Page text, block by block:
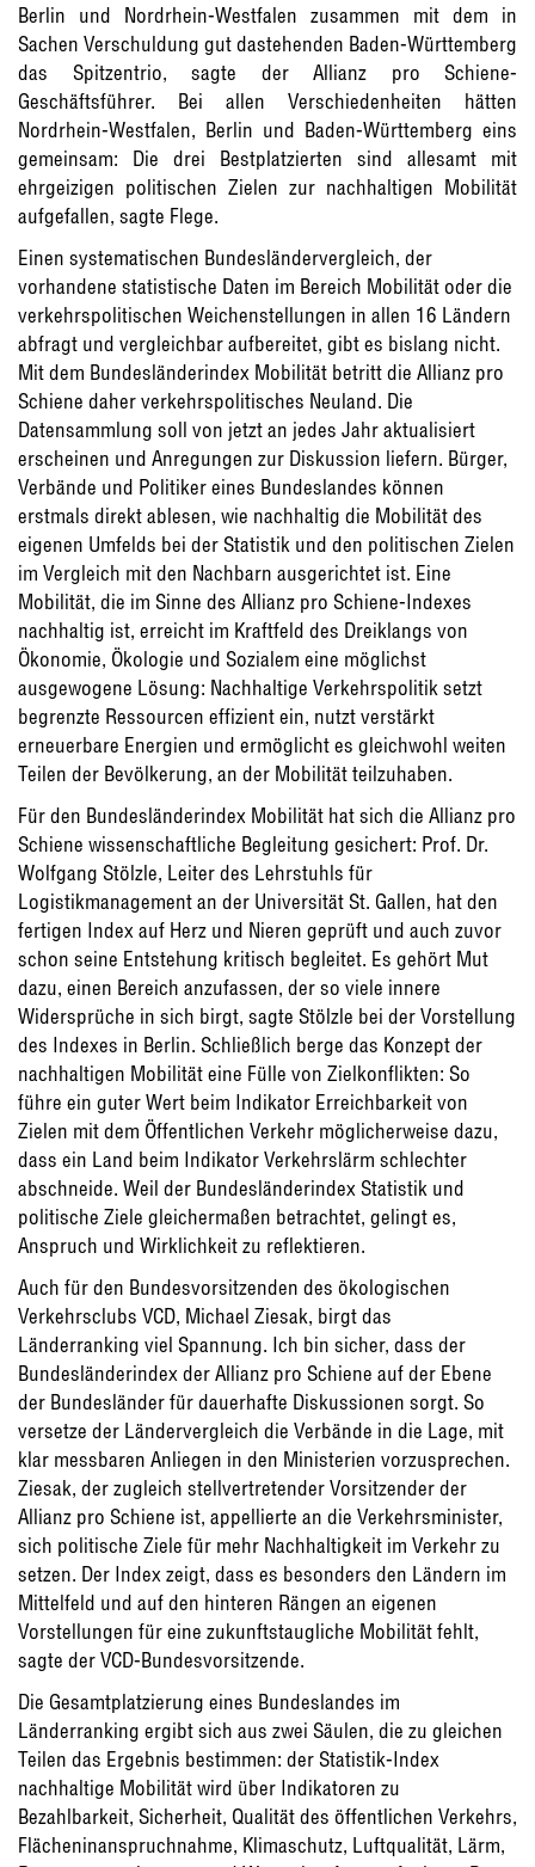
Berlin und Nordrhein-Westfalen zusammen mit dem in
Sachen Verschuldung gut dastehenden Baden-Württemberg
das Spitzentrio, sagte der Allianz pro Schiene-
Geschäftsführer. Bei allen Verschiedenheiten hätten
Nordrhein-Westfalen, Berlin und Baden-Württemberg eins
gemeinsam: Die drei Bestplatzierten sind allesamt mit
ehrgeizigen politischen Zielen zur nachhaltigen Mobilität
aufgefallen, sagte Flege.
Einen systematischen Bundesländervergleich, der
vorhandene statistische Daten im Bereich Mobilität oder die
verkehrspolitischen Weichenstellungen in allen 16 Ländern
abfragt und vergleichbar aufbereitet, gibt es bislang nicht.
Mit dem Bundesländerindex Mobilität betritt die Allianz pro
Schiene daher verkehrspolitisches Neuland. Die
Datensammlung soll von jetzt an jedes Jahr aktualisiert
erscheinen und Anregungen zur Diskussion liefern. Bürger,
Verbände und Politiker eines Bundeslandes können
erstmals direkt ablesen, wie nachhaltig die Mobilität des
eigenen Umfelds bei der Statistik und den politischen Zielen
im Vergleich mit den Nachbarn ausgerichtet ist. Eine
Mobilität, die im Sinne des Allianz pro Schiene-Indexes
nachhaltig ist, erreicht im Kraftfeld des Dreiklangs von
Ökonomie, Ökologie und Sozialem eine möglichst
ausgewogene Lösung: Nachhaltige Verkehrspolitik setzt
begrenzte Ressourcen effizient ein, nutzt verstärkt
erneuerbare Energien und ermöglicht es gleichwohl weiten
Teilen der Bevölkerung, an der Mobilität teilzuhaben.
Für den Bundesländerindex Mobilität hat sich die Allianz pro
Schiene wissenschaftliche Begleitung gesichert: Prof. Dr.
Wolfgang Stölzle, Leiter des Lehrstuhls für
Logistikmanagement an der Universität St. Gallen, hat den
fertigen Index auf Herz und Nieren geprüft und auch zuvor
schon seine Entstehung kritisch begleitet. Es gehört Mut
dazu, einen Bereich anzufassen, der so viele innere
Widersprüche in sich birgt, sagte Stölzle bei der Vorstellung
des Indexes in Berlin. Schließlich berge das Konzept der
nachhaltigen Mobilität eine Fülle von Zielkonflikten: So
führe ein guter Wert beim Indikator Erreichbarkeit von
Zielen mit dem Öffentlichen Verkehr möglicherweise dazu,
dass ein Land beim Indikator Verkehrslärm schlechter
abschneide. Weil der Bundesländerindex Statistik und
politische Ziele gleichermaßen betrachtet, gelingt es,
Anspruch und Wirklichkeit zu reflektieren.
Auch für den Bundesvorsitzenden des ökologischen
Verkehrsclubs VCD, Michael Ziesak, birgt das
Länderranking viel Spannung. Ich bin sicher, dass der
Bundesländerindex der Allianz pro Schiene auf der Ebene
der Bundesländer für dauerhafte Diskussionen sorgt. So
versetze der Ländervergleich die Verbände in die Lage, mit
klar messbaren Anliegen in den Ministerien vorzusprechen.
Ziesak, der zugleich stellvertretender Vorsitzender der
Allianz pro Schiene ist, appellierte an die Verkehrsminister,
sich politische Ziele für mehr Nachhaltigkeit im Verkehr zu
setzen. Der Index zeigt, dass es besonders den Ländern im
Mittelfeld und auf den hinteren Rängen an eigenen
Vorstellungen für eine zukunftstaugliche Mobilität fehlt,
sagte der VCD-Bundesvorsitzende.
Die Gesamtplatzierung eines Bundeslandes im
Länderranking ergibt sich aus zwei Säulen, die zu gleichen
Teilen das Ergebnis bestimmen: der Statistik-Index
nachhaltige Mobilität wird über Indikatoren zu
Bezahlbarkeit, Sicherheit, Qualität des öffentlichen Verkehrs,
Flächeninanspruchnahme, Klimaschutz, Luftqualität, Lärm,